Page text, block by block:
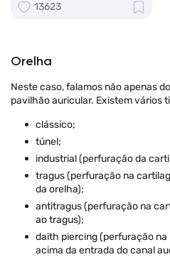
13623
Orelha
Neste caso, falamos não apenas
pavilhão auricular. Existem vários
clássico;
túnel;
industrial (perfuração da
tragus (perfuração na
da orelha);
antitragus (perfuração na
ao tragus);
daith piercing (perfuração
acima da entrada do canal